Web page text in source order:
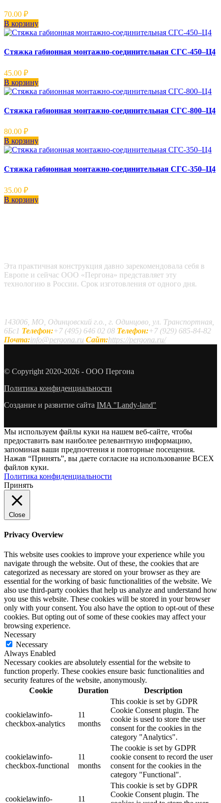
70.00 ₽
В корзину
Стяжка габионная монтажно-соединительная СГС-450–Ц4
45.00 ₽
В корзину
Стяжка габионная монтажно-соединительная СГС-800–Ц4
80.00 ₽
В корзину
Стяжка габионная монтажно-соединительная СГС-350–Ц4
35.00 ₽
В корзину
Эта практичная конструкция давно зарекомендовала себя в
Европе и сейчас ООО «Пергона» представляет эту
технологию в России. Срок изготовления от одного дня.
143006, МО, Одинцовский г.о., г. Одинцово, ул. Транспортная,
6Бс1 Телефон:+7 (495) 646 02 08 Телефон:+7 (929) 685-84-82
Почта:info@pergona.ru Сайт:https://pergona.ru/
© Copyright 2020-2026 - ООО Пергона
Политика конфиденциальности
Создание и развитие сайта IMA "Landy-land"
Мы используем файлы куки на нашем веб-сайте, чтобы
предоставить вам наиболее релевантную информацию,
запоминая ваши предпочтения и повторные посещения.
Нажав “Принять”, вы даете согласие на использование ВСЕХ
файлов куки.
Политика конфиденциальности
Принять
Close
Privacy Overview
This website uses cookies to improve your experience while you
navigate through the website. Out of these, the cookies that are
categorized as necessary are stored on your browser as they are
essential for the working of basic functionalities of the website. We
also use third-party cookies that help us analyze and understand how
you use this website. These cookies will be stored in your browser
only with your consent. You also have the option to opt-out of these
cookies. But opting out of some of these cookies may affect your
browsing experience.
Necessary
Necessary
Always Enabled
Necessary cookies are absolutely essential for the website to
function properly. These cookies ensure basic functionalities and
security features of the website, anonymously.
Cookie
Duration Description
cookielawinfo-
checkbox-analytics
11
months
This cookie is set by GDPR
Cookie Consent plugin. The
cookie is used to store the user
consent for the cookies in the
category "Analytics".
cookielawinfo-
checkbox-functional
11
months
The cookie is set by GDPR
cookie consent to record the user
consent for the cookies in the
category "Functional".
cookielawinfo- 11
This cookie is set by GDPR
Cookie Consent plugin. The